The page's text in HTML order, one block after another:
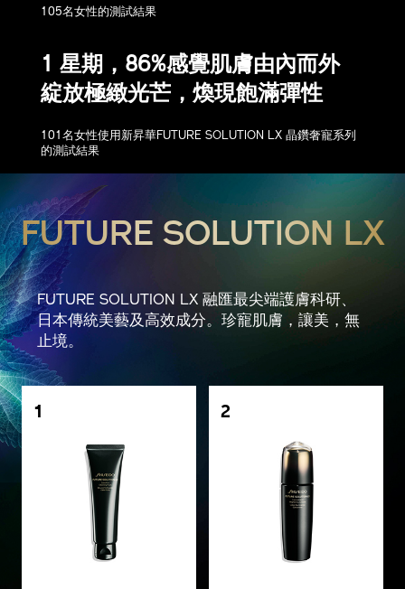
105名女性的測試結果
1 星期，86%感覺肌膚由內而外
綻放極緻光芒，煥現飽滿彈性
101名女性使用新昇華FUTURE SOLUTION LX 晶鑽奢寵系列
的測試結果
FUTURE SOLUTION LX
FUTURE SOLUTION LX 融匯最尖端護膚科研、
日本傳統美藝及高效成分。珍寵肌膚，讓美，無
止境。
1 2